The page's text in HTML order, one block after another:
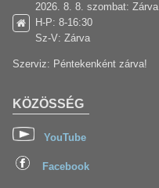
2026. 8. 8. szombat: Zárva
H-P: 8-16:30
Sz-V: Zárva
Szerviz: Péntekenként zárva!
KÖZÖSSÉG
YouTube
Facebook